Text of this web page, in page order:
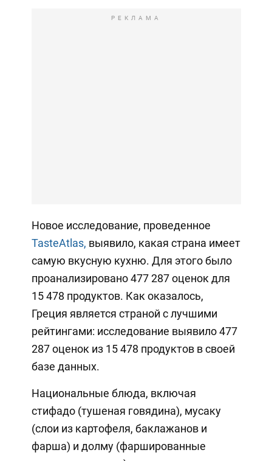
РЕКЛАМА
Новое исследование, проведенное
TasteAtlas, выявило, какая страна имеет
самую вкусную кухню. Для этого было
проанализировано 477 287 оценок для
15 478 продуктов. Как оказалось,
Греция является страной с лучшими
рейтингами: исследование выявило 477
287 оценок из 15 478 продуктов в своей
базе данных.
Национальные блюда, включая
стифадо (тушеная говядина), мусаку
(слои из картофеля, баклажанов и
фарша) и долму (фаршированные